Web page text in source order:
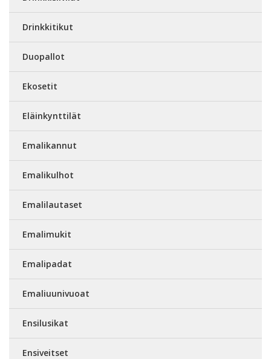
Drinkkitikut
Duopallot
Ekosetit
Eläinkynttilät
Emalikannut
Emalikulhot
Emalilautaset
Emalimukit
Emalipadat
Emaliuunivuoat
Ensilusikat
Ensiveitset